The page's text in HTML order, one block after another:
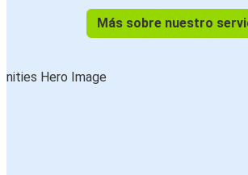
Más sobre nuestro